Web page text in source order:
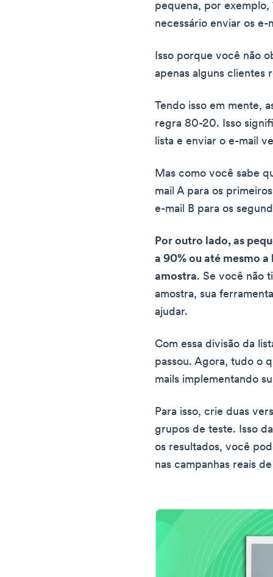
pequena, por exemplo,
necessário enviar os
Isso porque você não
apenas alguns clientes
Tendo isso em mente,
regra 80-20. Isso
lista e enviar o e-mail
Mas como você sabe
mail A para os
e-mail B para os
Por outro lado, as
a 90% ou até mesmo
amostra. Se você não
amostra, sua
ajudar.
Com essa divisão da
passou. Agora, tudo o
mails implementando
Para isso, crie duas
grupos de teste. Isso
os resultados, você
nas campanhas reais